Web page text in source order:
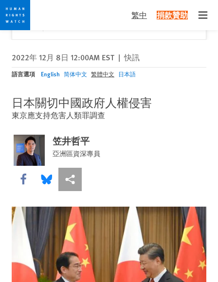
Skip
to
cookie
privacy
notice
Skip
to
main
content
繁中 捐款贊助
Would you like to read this page in English?
Yes
✕
2022年 12月 8日 12:00AM EST | 快訊
語言選項 English 简体中文 繁體中文 日本語
日本關切中國政府人權侵害
東京應支持危害人類罪調查
笠井哲平
亞洲區資深專員
Share this via Facebook
Share this via Bluesky
More sharing options